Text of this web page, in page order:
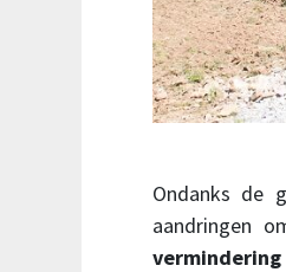
Ondanks de
aandringen